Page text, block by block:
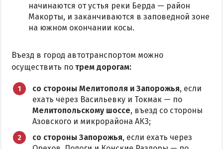
ДОСТОПРИМЕЧАТЕЛЬНОСТИ
Памятники и скульптуры
Бердянские маяки
ЭКСКУРСИИ И МАРШРУТЫ
Острова Дзендзик
Приазовский природный парк
начинаются от устья реки Берда — район
Макорты, и заканчиваются в заповедной зоне
на южном окончании косы.
Въезд в город автотранспортом можно
осуществить по трем дорогам:
со стороны Мелитополя и Запорожья, если
ехать через Васильевку и Токмак — по
Мелитопольскому шоссе, въезд со стороны
Азовского и микрорайона АКЗ;
со стороны Запорожья, если ехать через